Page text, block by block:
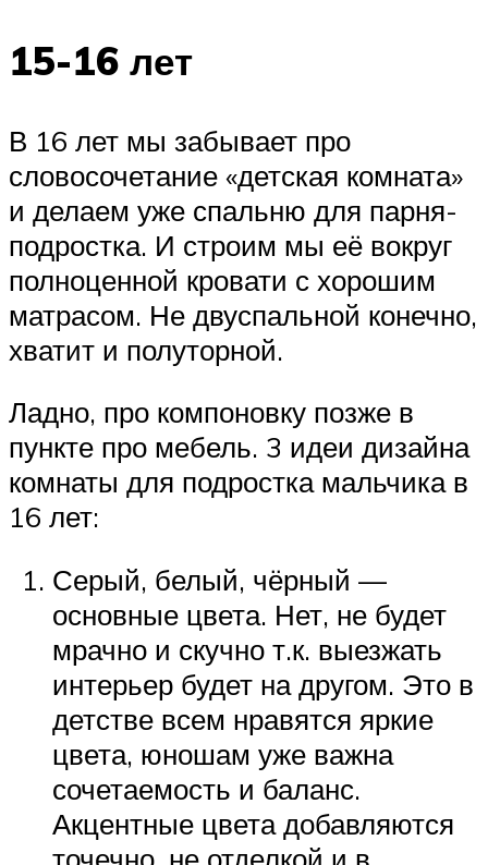
15-16 лет
В 16 лет мы забывает про
словосочетание «детская комната»
и делаем уже спальню для парня-
подростка. И строим мы её вокруг
полноценной кровати с хорошим
матрасом. Не двуспальной конечно,
хватит и полуторной.
Ладно, про компоновку позже в
пункте про мебель. 3 идеи дизайна
комнаты для подростка мальчика в
16 лет:
Серый, белый, чёрный —
основные цвета. Нет, не будет
мрачно и скучно т.к. выезжать
интерьер будет на другом. Это в
детстве всем нравятся яркие
цвета, юношам уже важна
сочетаемость и баланс.
Акцентные цвета добавляются